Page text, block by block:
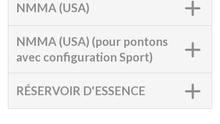
NMMA (USA)
NMMA (USA) (pour pontons
avec configuration Sport)
RÉSERVOIR D'ESSENCE